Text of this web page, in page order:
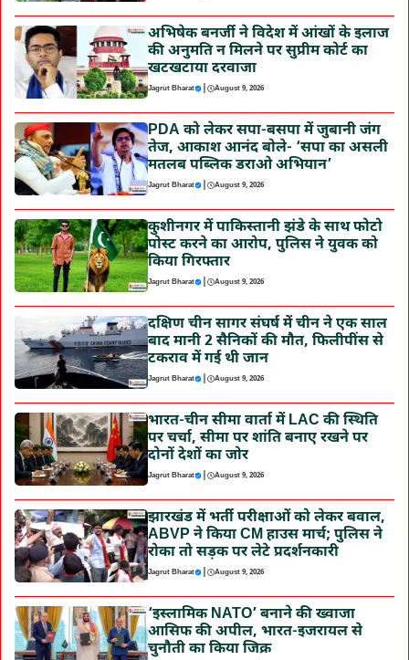
अभिषेक बनर्जी ने विदेश में आंखों के इलाज
की अनुमति न मिलने पर सुप्रीम कोर्ट का
खटखटाया दरवाजा
Jagrut Bharat | August 9, 2026
PDA को लेकर सपा-बसपा में जुबानी जंग
तेज, आकाश आनंद बोले- ‘सपा का असली
मतलब पब्लिक डराओ अभियान’
Jagrut Bharat | August 9, 2026
कुशीनगर में पाकिस्तानी झंडे के साथ फोटो
पोस्ट करने का आरोप, पुलिस ने युवक को
किया गिरफ्तार
Jagrut Bharat | August 9, 2026
दक्षिण चीन सागर संघर्ष में चीन ने एक साल
बाद मानी 2 सैनिकों की मौत, फिलीपींस से
टकराव में गई थी जान
Jagrut Bharat | August 9, 2026
भारत-चीन सीमा वार्ता में LAC की स्थिति
पर चर्चा, सीमा पर शांति बनाए रखने पर
दोनों देशों का जोर
Jagrut Bharat | August 9, 2026
झारखंड में भर्ती परीक्षाओं को लेकर बवाल,
ABVP ने किया CM हाउस मार्च; पुलिस ने
रोका तो सड़क पर लेटे प्रदर्शनकारी
Jagrut Bharat | August 9, 2026
‘इस्लामिक NATO’ बनाने की ख्वाजा
आसिफ की अपील, भारत-इजरायल से
चुनौती का किया जिक्र